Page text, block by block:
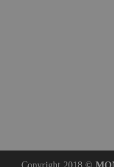
Copyright 2018 ©